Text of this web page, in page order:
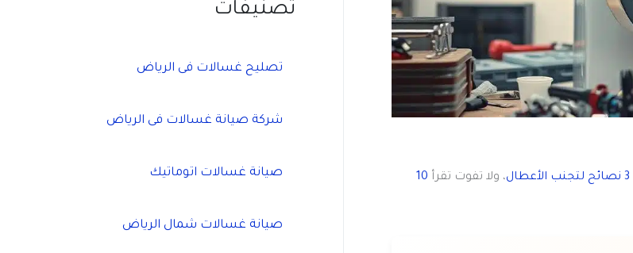
3 نصائح لتجنب الأعطال ، ولا تفوت تقرأ 10
تصنيفات
تصليح غسالات فى الرياض
شركة صيانة غسالات فى الرياض
صيانة غسالات اتوماتيك
صيانة غسالات شمال الرياض